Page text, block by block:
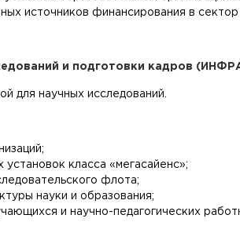
источников финансирования в сектор
и подготовки кадров
для научных исследований.
класса «мегасайенс»;
флота;
науки и образования;
и научно-педагогических